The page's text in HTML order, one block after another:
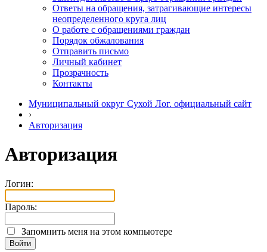
Ответы на обращения, затрагивающие интересы
неопределенного круга лиц
О работе с обращениями граждан
Порядок обжалования
Отправить письмо
Личный кабинет
Прозрачность
Контакты
Муниципальный округ Сухой Лог. официальный сайт
›
Авторизация
Авторизация
Логин:
Пароль:
Запомнить меня на этом компьютере